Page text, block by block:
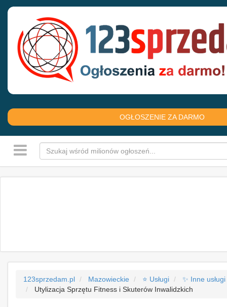
OGŁOSZENIE ZA DARMO
123sprzedam.pl Mazowieckie ⭐ Usługi
✨ Inne usługi
Utylizacja Sprzętu Fitness i Skuterów Inwalidzkich